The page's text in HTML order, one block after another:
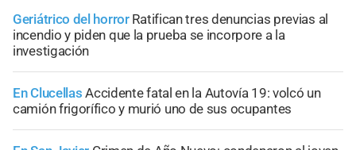
Geriátrico del horror Ratifican tres denuncias previas al
incendio y piden que la prueba se incorpore a la
investigación
En Clucellas Accidente fatal en la Autovía 19: volcó un
camión frigorífico y murió uno de sus ocupantes